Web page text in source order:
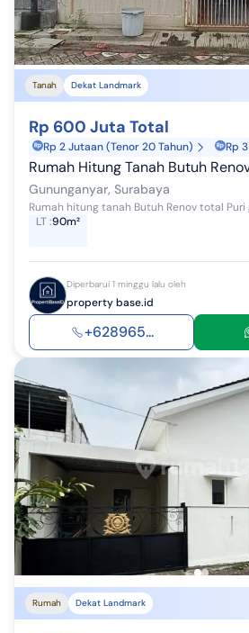
Tanah Dekat Landmark
Rp 600 Juta Total
Rp 2 Jutaan (Tenor 20 Tahun) Rp
Rumah Hitung Tanah Butuh Renov Total Puri Gunung
Gununganyar, Surabaya
LT:90m²
Diperbarui 1 minggu lalu oleh
property base.id
+628965...
Rumah Dekat Landmark